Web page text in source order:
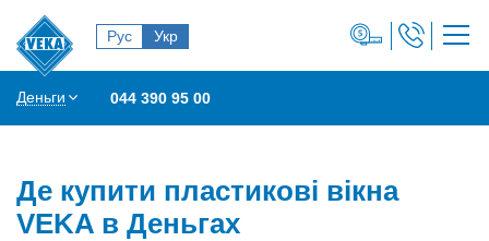
Рус Укр
Деньги 044 390 95 00
Де купити пластикові вікна
VEKA в Деньгах